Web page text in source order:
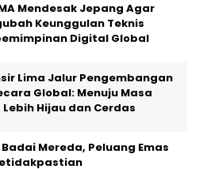
Mendesak Jepang Agar
Keunggulan Teknis
Digital Global
Lima Jalur Pengembangan
Global: Menuju Masa
Hijau dan Cerdas
Mereda, Peluang Emas